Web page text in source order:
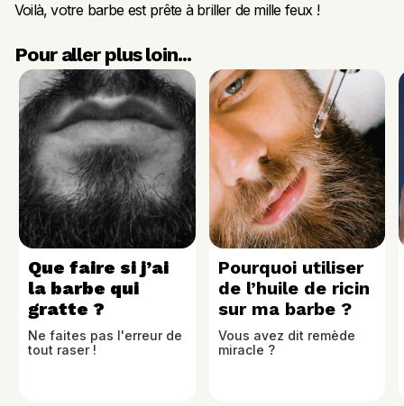
Voilà, votre barbe est prête à briller de mille feux !
Pour aller plus loin...
Que faire si j’ai
la barbe qui
gratte ?
Ne faites pas l'erreur de
tout raser !
Pourquoi utiliser
de l’huile de ricin
sur ma barbe ?
Vous avez dit remède
miracle ?